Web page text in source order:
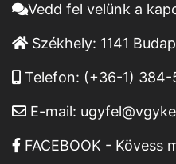
Vedd fel velünk a
Székhely: 1141
Telefon: (+36-1) 384-
E-mail:
FACEBOOK - Kövess